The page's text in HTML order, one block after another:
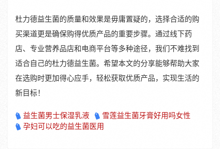
杜力德益生菌的质量和效果是毋庸置疑的，选择合适的购
买渠道更是确保购得优质产品的重要步骤。通过线下药
店、专业营养品店和电商平台等多种途径，我们不难找到
适合自己的杜力德益生菌。希望本文的分享能够帮助大家
在选购时更加得心应手，轻松获取优质产品，实现生活的
新目标！
益生菌男士保湿乳液
雪莲益生菌牙膏好用吗女性
孕妇可以吃的益生菌医用